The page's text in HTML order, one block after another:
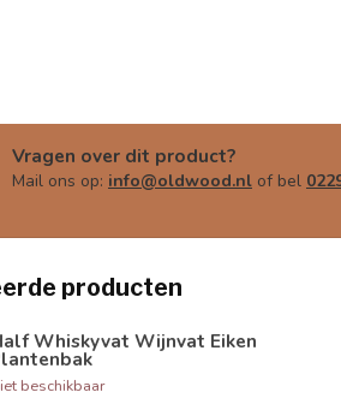
Vragen over dit product?
Mail ons op: info@oldwood.nl of bel
producten
Whiskyvat Wijnvat Eiken
beschikbaar